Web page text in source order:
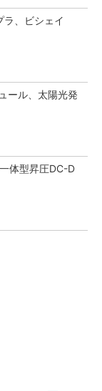
、ビシェイ
ール、太陽光発
体型昇圧DC-D